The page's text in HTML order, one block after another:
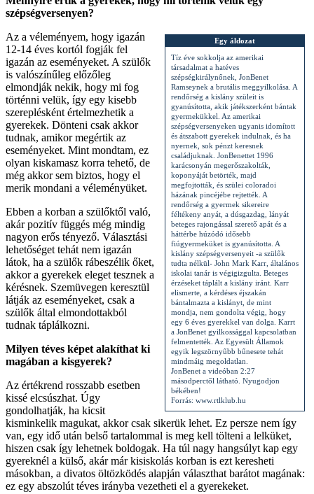
szépségversenyen?
Egy áldozat
Tíz éve sokkolja az amerikai
társadalmat a hatéves
szépségkirálynőnek, JonBenet
Ramseynek a brutális meggyilkolása. A
rendőrség a kislány szüleit is
gyanúsította, akik játékszerként bántak
gyermekükkel. Az amerikai
szépségversenyeken ugyanis idomított
és átszabott gyerekek indulnak, és ha
nyernek, sok pénzt keresnek
családjuknak. JonBenettet 1996
karácsonyán megerőszakolták,
koponyáját betörték, majd
megfojtották, és szülei coloradoi
házának pincéjébe rejtették. A
rendőrség a gyermek sikereire
féltékeny anyát, a dúsgazdag, lányát
beteges rajongással szerető apát és a
háttérbe húzódó idősebb
fiúgyermeküket is gyanúsította. A
kislány szépségversenyeit -a szülők
tudta nélkül- John Mark Karr, általános
iskolai tanár is végigizgulta. Beteges
érzéseket táplált a kislány iránt. Karr
elismerte, a kérdéses éjszakán
bántalmazta a kislányt, de mint
mondja, nem gondolta végig, hogy
egy 6 éves gyerekkel van dolga. Karrt
a JonBenet gyilkossággal kapcsolatban
felmentették. Az Egyesült Államok
egyik legszörnyűbb bűnesete tehát
mindmáig megoldatlan.
JonBenet a videóban 2:27
másodperctől látható. Nyugodjon
békében!
Forrás: www.rtlklub.hu
Az a véleményem, hogy igazán
12-14 éves kortól fogják fel
igazán az eseményeket. A szülők
is valószínűleg előzőleg
elmondják nekik, hogy mi fog
történni velük, így egy kisebb
szereplésként értelmezhetik a
gyerekek. Dönteni csak akkor
tudnak, amikor megértik az
eseményeket. Mint mondtam, ez
olyan kiskamasz korra tehető, de
még akkor sem biztos, hogy el
merik mondani a véleményüket.
Ebben a korban a szülőktől való,
akár pozitív függés még mindig
nagyon erős tényező. Választási
lehetőséget tehát nem igazán
látok, ha a szülők rábeszélik őket,
akkor a gyerekek eleget tesznek a
kérésnek. Szemüvegen keresztül
látják az eseményeket, csak a
szülők által elmondottakból
tudnak táplálkozni.
Milyen téves képet alakíthat ki
magában a kisgyerek?
Az értékrend rosszabb esetben
kissé elcsúszhat. Úgy
gondolhatják, ha kicsit
kisminkelik magukat, akkor csak sikerük lehet. Ez persze nem így
van, egy idő után belső tartalommal is meg kell tölteni a lelküket,
hiszen csak így lehetnek boldogak. Ha túl nagy hangsúlyt kap egy
gyereknél a külső, akár már kisiskolás korban is ezt keresheti
másokban, a divatos öltözködés alapján választhat barátot magának:
ez egy abszolút téves irányba vezetheti el a gyerekeket.